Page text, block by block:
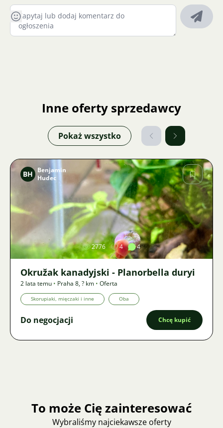
Inne oferty sprzedawcy
Pokaż wszystko
Zdjęcie
BH
Benjamin
Hudec
2776 4 4
Okružak kanadyjski - Planorbella duryi
2 lata temu • Praha 8,? km • Oferta
Skorupiaki, mięczaki i inne Oba
Do negocjacji Chcę kupić
To może Cię zainteresować
Wybraliśmy najciekawsze oferty